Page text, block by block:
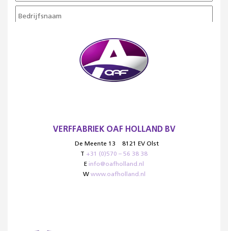
VERFFABRIEK OAF HOLLAND BV
De Meente 13
8121 EV Olst
T +31 (0)570 – 56 38 38
E info@oafholland.nl
W www.oafholland.nl